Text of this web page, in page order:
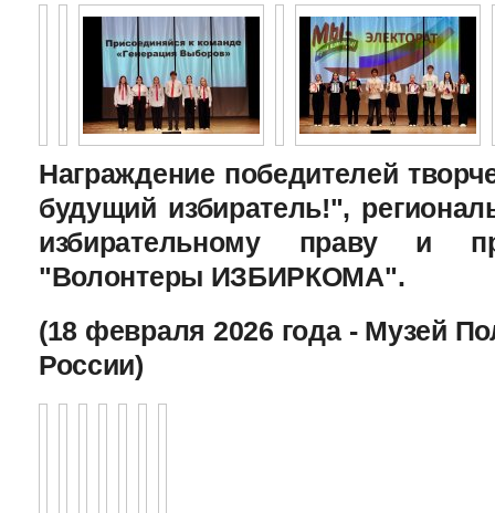
Награждение победителей
будущий избиратель!",
избирательному праву и
"Волонтеры ИЗБИРКОМА".
(18 февраля 2026 года - Музей
России)